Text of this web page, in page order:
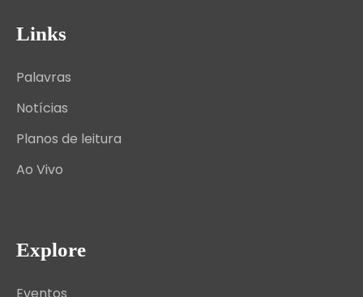
Links
Palavras
Notícias
Planos de leitura
Ao Vivo
Explore